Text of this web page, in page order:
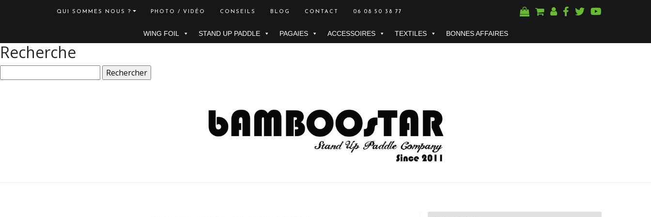
QUI SOMMES NOUS ? PHOTO / VIDÉO CONSEILS BLOG CONTACT 06 08 50 38 77
WING FOIL STAND UP PADDLE PAGAIES ACCESSOIRES TEXTILES BONNES AFFAIRES
Recherche